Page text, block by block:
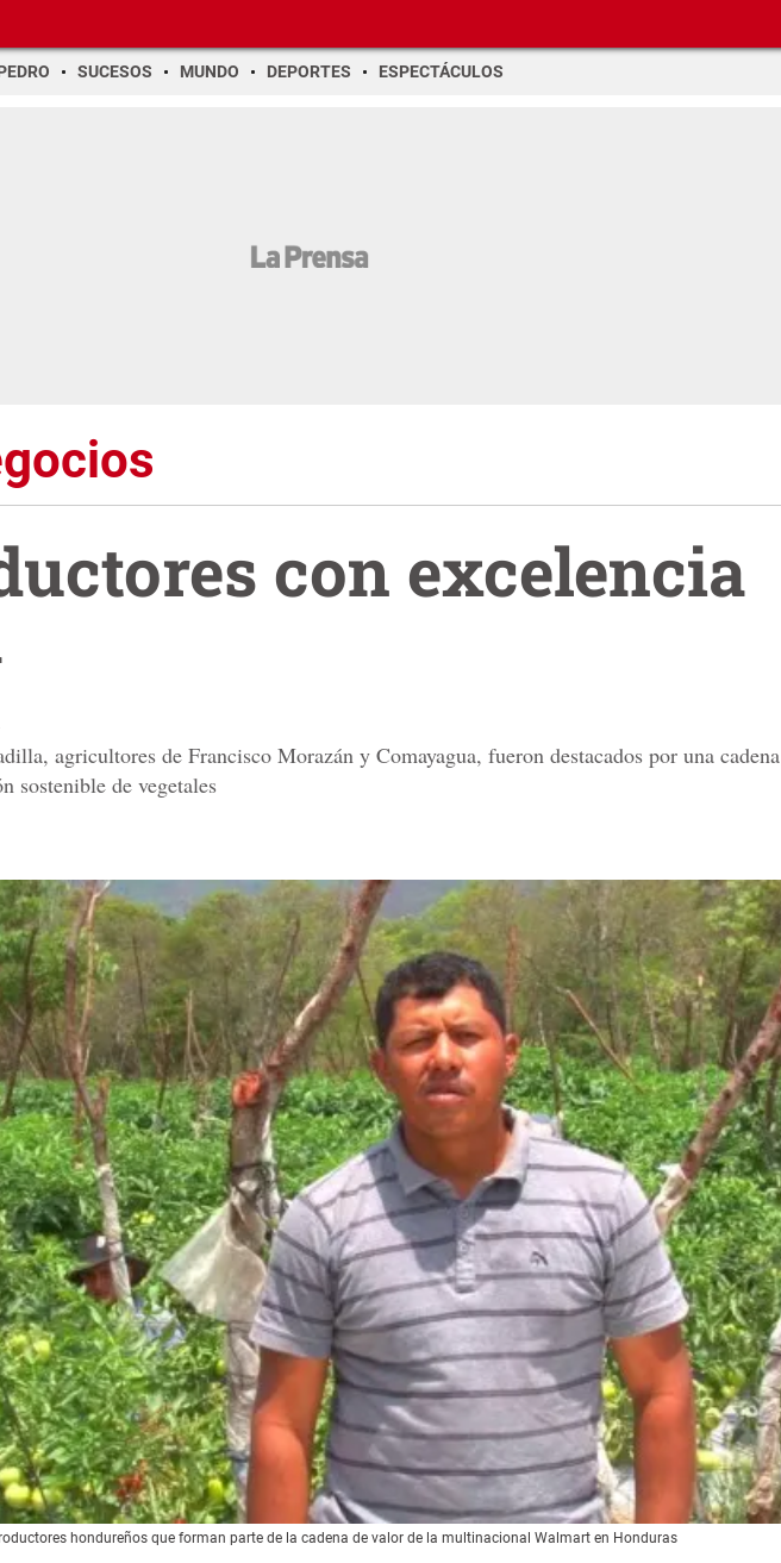
SUCESOS MUNDO DEPORTES ESPECTÁCULOS
con excelencia
agricultores de Francisco Morazán y Comayagua, fueron destacados por una cadena
sostenible de vegetales
hondureños que forman parte de la cadena de valor de la multinacional Walmart en Honduras